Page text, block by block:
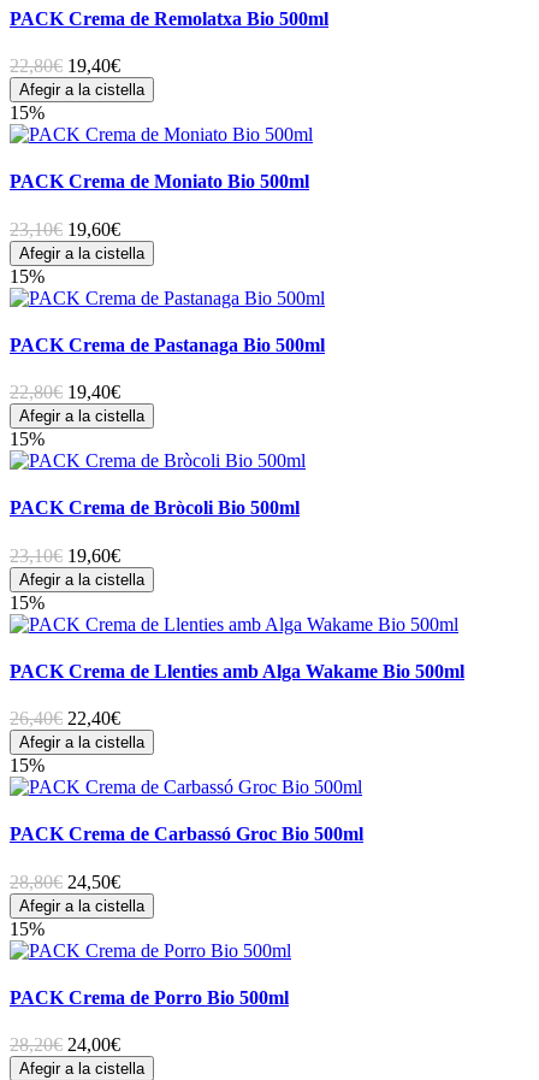
PACK Crema de Remolatxa Bio 500ml
22,80€ 19,40€
Afegir a la cistella
15%
PACK Crema de Moniato Bio 500ml
23,10€ 19,60€
Afegir a la cistella
15%
PACK Crema de Pastanaga Bio 500ml
22,80€ 19,40€
Afegir a la cistella
15%
PACK Crema de Bròcoli Bio 500ml
23,10€ 19,60€
Afegir a la cistella
15%
PACK Crema de Llenties amb Alga Wakame Bio 500ml
26,40€ 22,40€
Afegir a la cistella
15%
PACK Crema de Carbassó Groc Bio 500ml
28,80€ 24,50€
Afegir a la cistella
15%
PACK Crema de Porro Bio 500ml
28,20€ 24,00€
Afegir a la cistella